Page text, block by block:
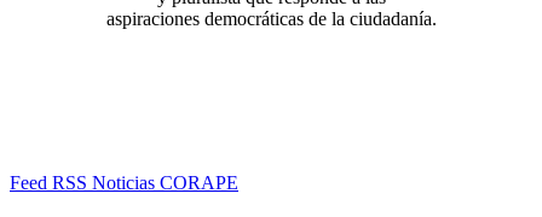
aspiraciones democráticas de la ciudadanía.
Feed RSS Noticias CORAPE